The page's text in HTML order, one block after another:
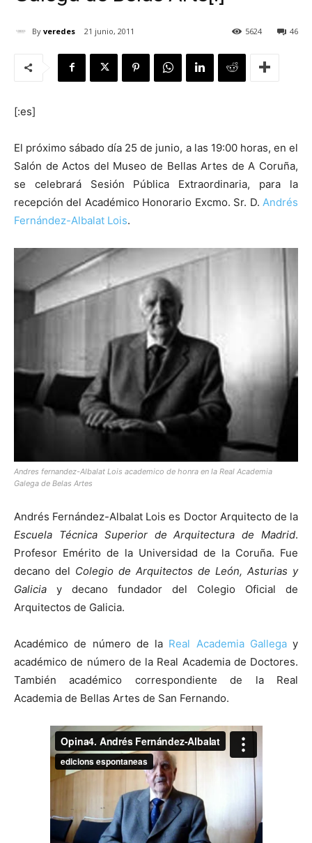
By veredes 21 junio, 2011 46
5624
[:es]
El próximo sábado día 25 de junio, a las 19:00 horas, en el
Salón de Actos del Museo de Bellas Artes de A Coruña,
se celebrará Sesión Pública Extraordinaria, para la
recepción del Académico Honorario Excmo. Sr. D. Andrés
Fernández-Albalat Lois.
Andres fernandez-Albalat Lois academico de honra en la Real Academia
Galega de Belas Artes
Andrés Fernández-Albalat Lois es Doctor Arquitecto de la
Escuela Técnica Superior de Arquitectura de Madrid.
Profesor Emérito de la Universidad de la Coruña. Fue
decano del Colegio de Arquitectos de León, Asturias y
Galicia y decano fundador del Colegio Oficial de
Arquitectos de Galicia.
Académico de número de la Real Academia Gallegay
académico de número de la Real Academia de Doctores.
También académico correspondiente de la Real
Academia de Bellas Artes de San Fernando.